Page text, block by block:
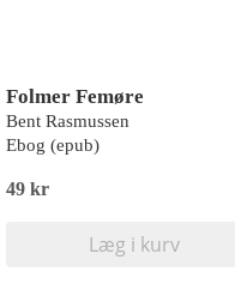
Folmer Femøre
Bent Rasmussen
Ebog (epub)
49 kr
Læg i kurv